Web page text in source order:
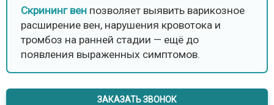
Скрининг вен позволяет выявить варикозное
расширение вен, нарушения кровотока и
тромбоз на ранней стадии — ещё до
появления выраженных симптомов.
ЗАКАЗАТЬ ЗВОНОК